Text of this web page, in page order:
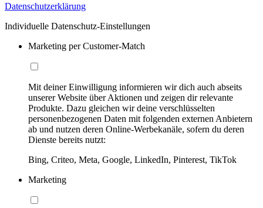
Datenschutzerklärung
Individuelle Datenschutz-Einstellungen
Marketing per Customer-Match
Mit deiner Einwilligung informieren wir dich auch abseits
unserer Website über Aktionen und zeigen dir relevante
Produkte. Dazu gleichen wir deine verschlüsselten
personenbezogenen Daten mit folgenden externen Anbietern
ab und nutzen deren Online-Werbekanäle, sofern du deren
Dienste bereits nutzt:
Bing, Criteo, Meta, Google, LinkedIn, Pinterest, TikTok
Marketing